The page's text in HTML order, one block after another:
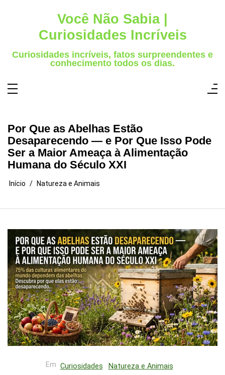
Você Não Sabia |
Curiosidades Incríveis
Curiosidades incríveis, fatos surpreendentes e
conhecimento todos os dias.
Por Que as Abelhas Estão
Desaparecendo — e Por Que Isso Pode
Ser a Maior Ameaça à Alimentação
Humana do Século XXI
Início Natureza e Animais
Em Curiosidades Natureza e Animais